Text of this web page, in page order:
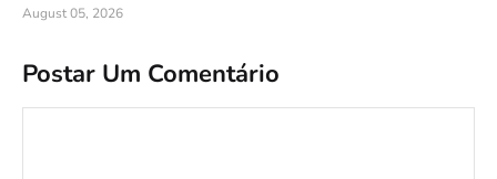
August 05, 2026
Postar Um Comentário